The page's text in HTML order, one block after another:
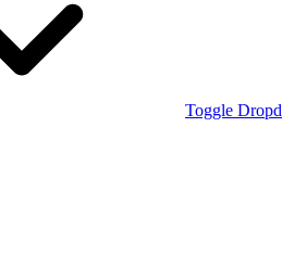
Toggle